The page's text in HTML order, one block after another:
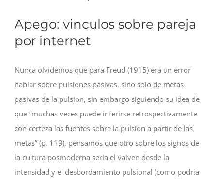
Apego: vinculos sobre pareja
por internet
Nunca olvidemos que para Freud (1915) era un error
hablar sobre pulsiones pasivas, sino solo de metas
pasivas de la pulsion, sin embargo siguiendo su idea de
que “muchas veces puede inferirse retrospectivamente
con certeza las fuentes sobre la pulsion a partir de las
metas” (p. 119), pensamos que otro sobre los signos de
la cultura posmoderna seri­a el vaiven desde la
intensidad y el desbordamiento pulsional (como podri­a